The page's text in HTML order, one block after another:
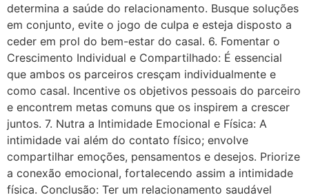
determina a saúde do relacionamento. Busque soluções
em conjunto, evite o jogo de culpa e esteja disposto a
ceder em prol do bem-estar do casal. 6. Fomentar o
Crescimento Individual e Compartilhado: É essencial
que ambos os parceiros cresçam individualmente e
como casal. Incentive os objetivos pessoais do parceiro
e encontrem metas comuns que os inspirem a crescer
juntos. 7. Nutra a Intimidade Emocional e Física: A
intimidade vai além do contato físico; envolve
compartilhar emoções, pensamentos e desejos. Priorize
a conexão emocional, fortalecendo assim a intimidade
física. Conclusão: Ter um relacionamento saudável